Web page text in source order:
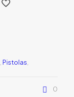
Pistolas
0